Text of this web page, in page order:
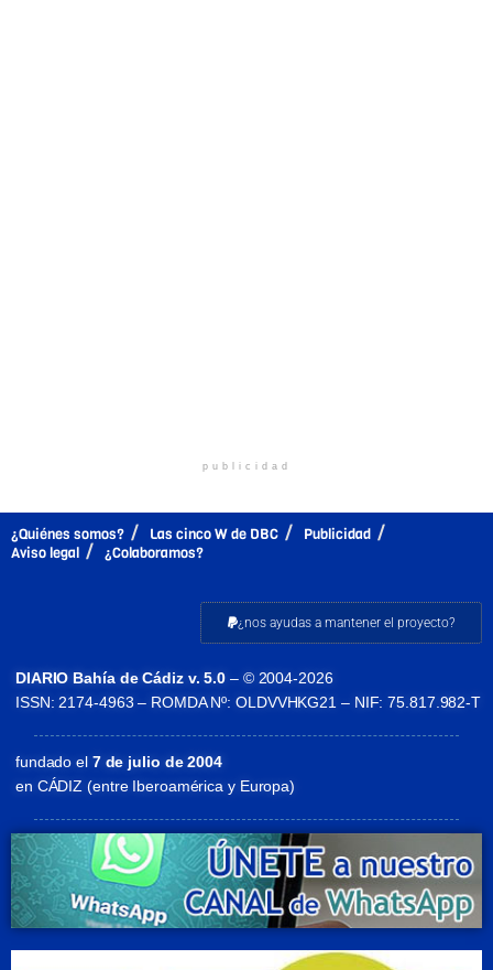
publicidad
¿Quiénes somos? Las cinco W de DBC
Publicidad
Aviso legal
¿Colaboramos?
¿nos ayudas a mantener el proyecto?
DIARIO Bahía de Cádiz v. 5.0 – © 2004-2026
ISSN: 2174-4963 – ROMDA Nº: OLDVVHKG21 – NIF: 75.817.982-T
fundado el7 de julio de 2004
en CÁDIZ (entre Iberoamérica y Europa)